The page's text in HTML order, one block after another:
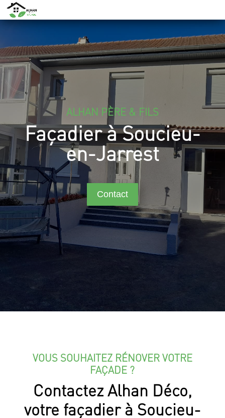
ALHAN PÈRE & FILS
Façadier à Soucieu-
en-Jarrest
Contact
VOUS SOUHAITEZ RÉNOVER VOTRE
FAÇADE ?
Contactez Alhan Déco,
votre façadier à Soucieu-